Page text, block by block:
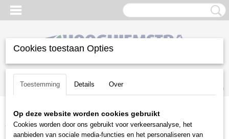
Inloggen Registreren
(0)
Home >Snoeien en Zagen> Snoeigereedschap
takkenschaar PB 11
Cookies toestaan Opties
Toestemming Details Over
Op deze website worden cookies gebruikt
Cookies worden door ons gebruikt voor verkeersanalyse, het
aanbieden van sociale media-functies en het personaliseren van